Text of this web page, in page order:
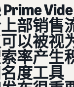
部销售
以被视
率产生
度工具